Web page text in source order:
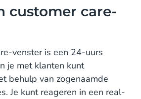
care-venster?
gesprek gaande
customer care-
venster is een 24-uurs
je met klanten kunt
behulp van zogenaamde
Je kunt reageren in een real-